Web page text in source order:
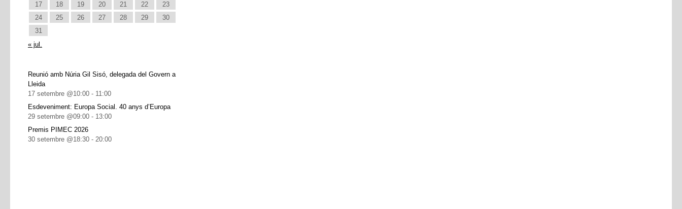
17
18 19 20 21 22
23
24
25 26 27 28 29
30
31
« jul.
Reunió amb Núria Gil Sisó, delegada del Govern a
Lleida
17 setembre @10:00 - 11:00
Esdeveniment: Europa Social. 40 anys d’Europa
29 setembre @09:00 - 13:00
Premis PIMEC 2026
30 setembre @18:30 - 20:00